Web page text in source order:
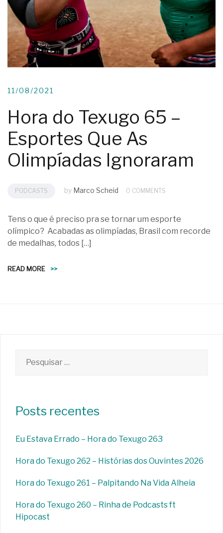
11/08/2021
Hora do Texugo 65 –
Esportes Que As
Olimpíadas Ignoraram
PODCASTS by Marco Scheid 0 COMMENTS
Tens o que é preciso pra se tornar um esporte
olímpico? Acabadas as olimpíadas, Brasil com recorde
de medalhas, todos […]
READ MORE >>
por:
Posts recentes
Eu Estava Errado – Hora do Texugo 263
Hora do Texugo 262 – Histórias dos Ouvintes 2026
Hora do Texugo 261 – Palpitando Na Vida Alheia
Hora do Texugo 260 – Rinha de Podcasts ft
Hipocast